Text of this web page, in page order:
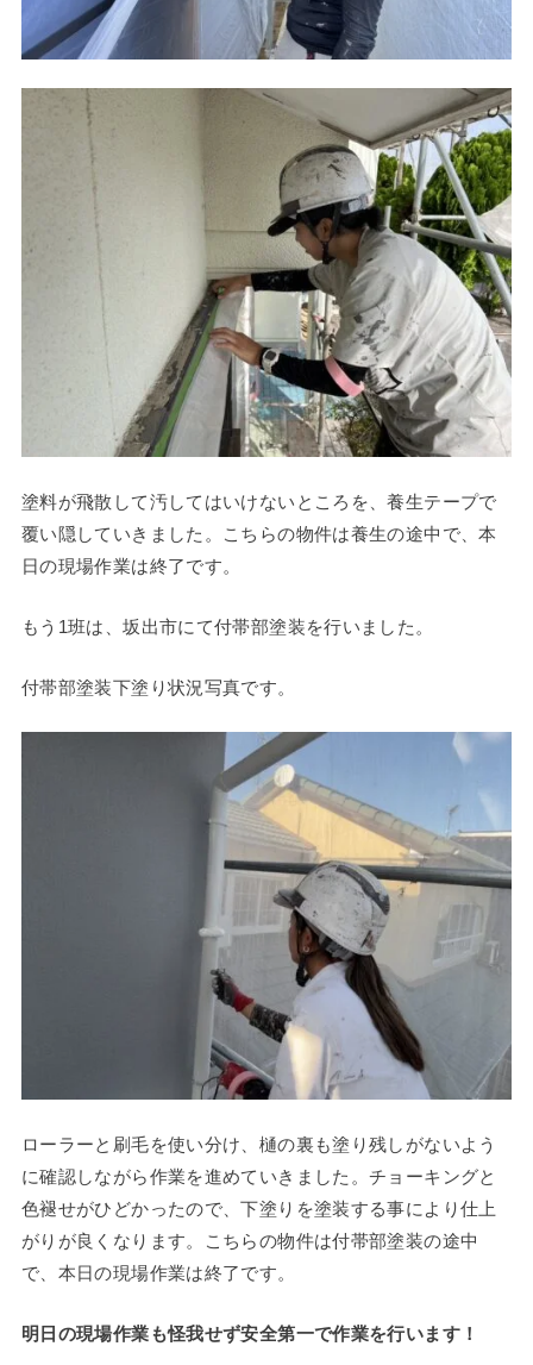
塗料が飛散して汚してはいけないところを、養生テープで
覆い隠していきました。こちらの物件は養生の途中で、本
日の現場作業は終了です。
もう1班は、坂出市にて付帯部塗装を行いました。
付帯部塗装下塗り状況写真です。
ローラーと刷毛を使い分け、樋の裏も塗り残しがないよう
に確認しながら作業を進めていきました。チョーキングと
色褪せがひどかったので、下塗りを塗装する事により仕上
がりが良くなります。こちらの物件は付帯部塗装の途中
で、本日の現場作業は終了です。
明日の現場作業も怪我せず安全第一で作業を行います！